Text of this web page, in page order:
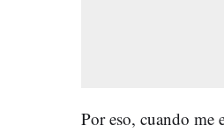
Por eso, cuando me